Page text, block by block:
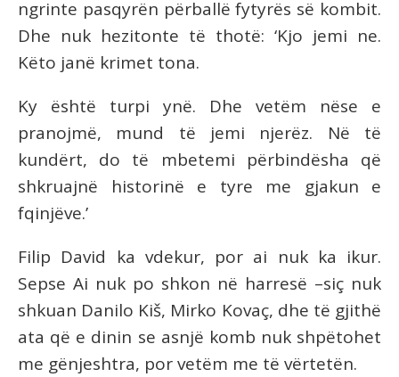
ngrinte pasqyrën përballë fytyrës së kombit.
Dhe nuk hezitonte të thotë: ‘Kjo jemi ne.
Këto janë krimet tona.
Ky është turpi ynë. Dhe vetëm nëse e
pranojmë, mund të jemi njerëz. Në të
kundërt, do të mbetemi përbindësha që
shkruajnë historinë e tyre me gjakun e
fqinjëve.’
Filip David ka vdekur, por ai nuk ka ikur.
Sepse Ai nuk po shkon në harresë –siç nuk
shkuan Danilo Kiš, Mirko Kovaç, dhe të gjithë
ata që e dinin se asnjë komb nuk shpëtohet
me gënjeshtra, por vetëm me të vërtetën.